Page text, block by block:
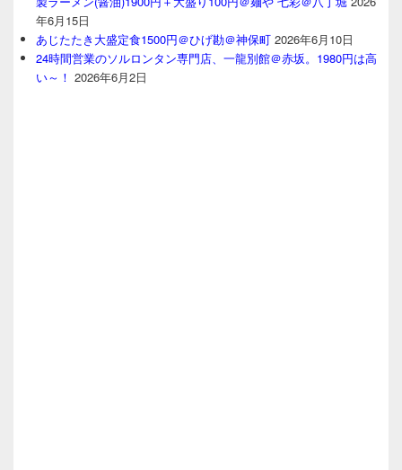
年6月15日
あじたたき大盛定食1500円＠ひげ勘＠神保町 2026年6月10日
24時間営業のソルロンタン専門店、一龍別館＠赤坂。1980円は高
い～！ 2026年6月2日